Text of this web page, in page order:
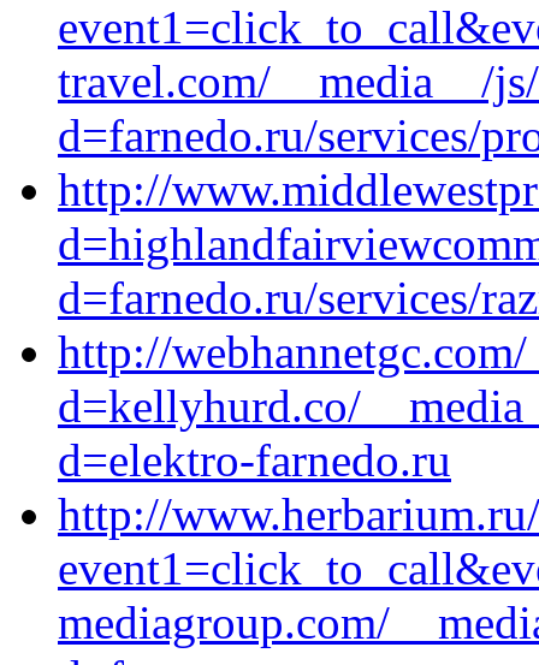
travel.com/__media__/
d=farnedo.ru/services/
http://
d=farnedo.ru/services/
http://
d=kellyhurd.co/
d=elektro-farnedo.ru
http://
mediagroup.com/